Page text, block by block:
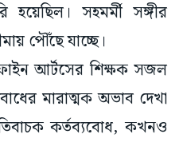
হয়েছিল। সহমর্মী সঙ্গীর
পৌঁছে যাচ্ছে।
আর্টসের শিক্ষক সজল
মারাত্মক অভাব দেখা
কর্তব্যবোধ, কখনও